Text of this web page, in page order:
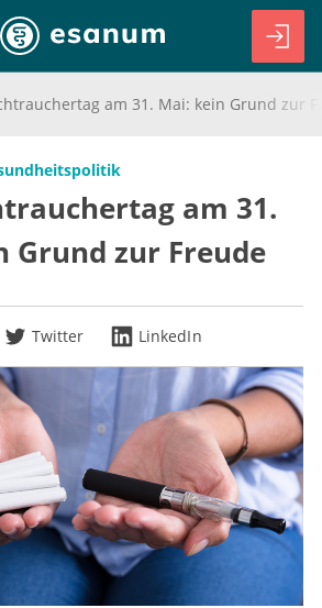
am 31.
Grund zur Freude
Twitter LinkedIn